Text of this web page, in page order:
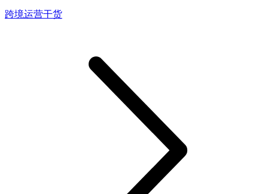
跨境运营干货